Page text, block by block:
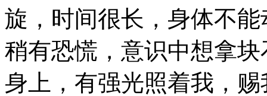
旋，时间很长，身体不
稍有恐慌，意识中想拿
身上，有强光照着我，